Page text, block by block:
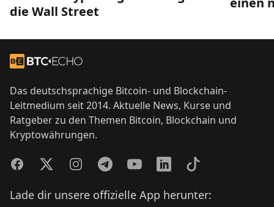
die Wall Street
Zur Startseite
Das deutschsprachige Bitcoin- und Blockchain-
Leitmedium seit 2014. Aktuelle News, Kurse und
Ratgeber zu den Themen Bitcoin, Blockchain und
Kryptowährungen.
FacebookTwitterInstagramTelegramYouTubeLinkedInTikTok
Lade dir unsere offizielle App herunter: